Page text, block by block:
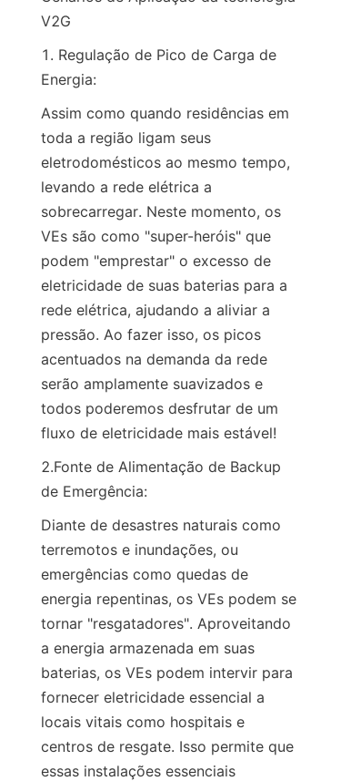
V2G
1. Regulação de Pico de Carga de
Energia:
Assim como quando residências em
toda a região ligam seus
eletrodomésticos ao mesmo tempo,
levando a rede elétrica a
sobrecarregar. Neste momento, os
VEs são como "super-heróis" que
podem "emprestar" o excesso de
eletricidade de suas baterias para a
rede elétrica, ajudando a aliviar a
pressão. Ao fazer isso, os picos
acentuados na demanda da rede
serão amplamente suavizados e
todos poderemos desfrutar de um
fluxo de eletricidade mais estável!
2.Fonte de Alimentação de Backup
de Emergência:
Diante de desastres naturais como
terremotos e inundações, ou
emergências como quedas de
energia repentinas, os VEs podem se
tornar "resgatadores". Aproveitando
a energia armazenada em suas
baterias, os VEs podem intervir para
fornecer eletricidade essencial a
locais vitais como hospitais e
centros de resgate. Isso permite que
essas instalações essenciais